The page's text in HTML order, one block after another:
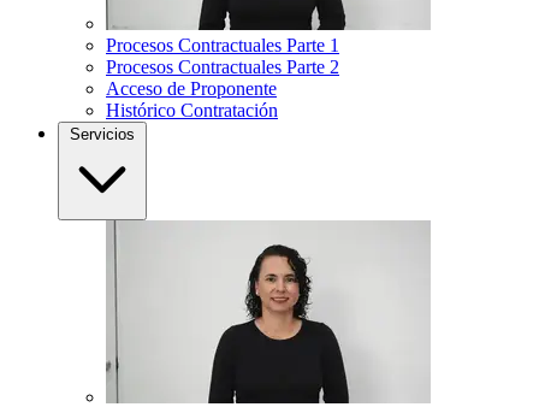
Procesos Contractuales Parte 1
Procesos Contractuales Parte 2
Acceso de Proponente
Histórico Contratación
Servicios